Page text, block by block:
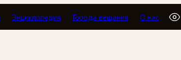
Энциклопедия Города вещания О нас